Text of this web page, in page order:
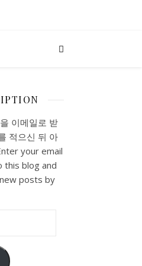
이메일로 받
적으신 뒤 아
your email
this blog and
posts by